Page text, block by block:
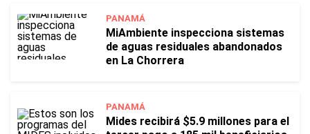
PANAMÁ
MiAmbiente inspecciona sistemas
de aguas residuales abandonados
en La Chorrera
PANAMÁ
Mides recibirá $5.9 millones para el